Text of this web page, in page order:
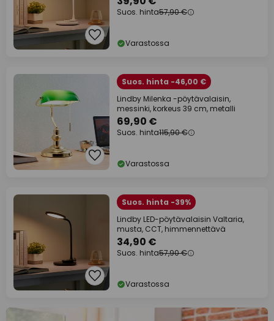
Suos. hinta57,90 €
Varastossa
Suos. hinta -46,00 €
Lindby Milenka -pöytävalaisin,
messinki, korkeus 39 cm, metalli
69,90 €
Suos. hinta115,90 €
Varastossa
Suos. hinta -39%
Lindby LED-pöytävalaisin Valtaria,
musta, CCT, himmennettävä
34,90 €
Suos. hinta57,90 €
Varastossa